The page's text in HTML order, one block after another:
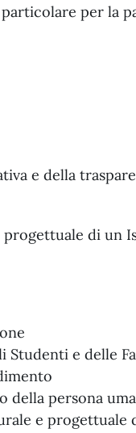
particolare per la
e della
progettuale di un
e delle
della persona
e progettuale